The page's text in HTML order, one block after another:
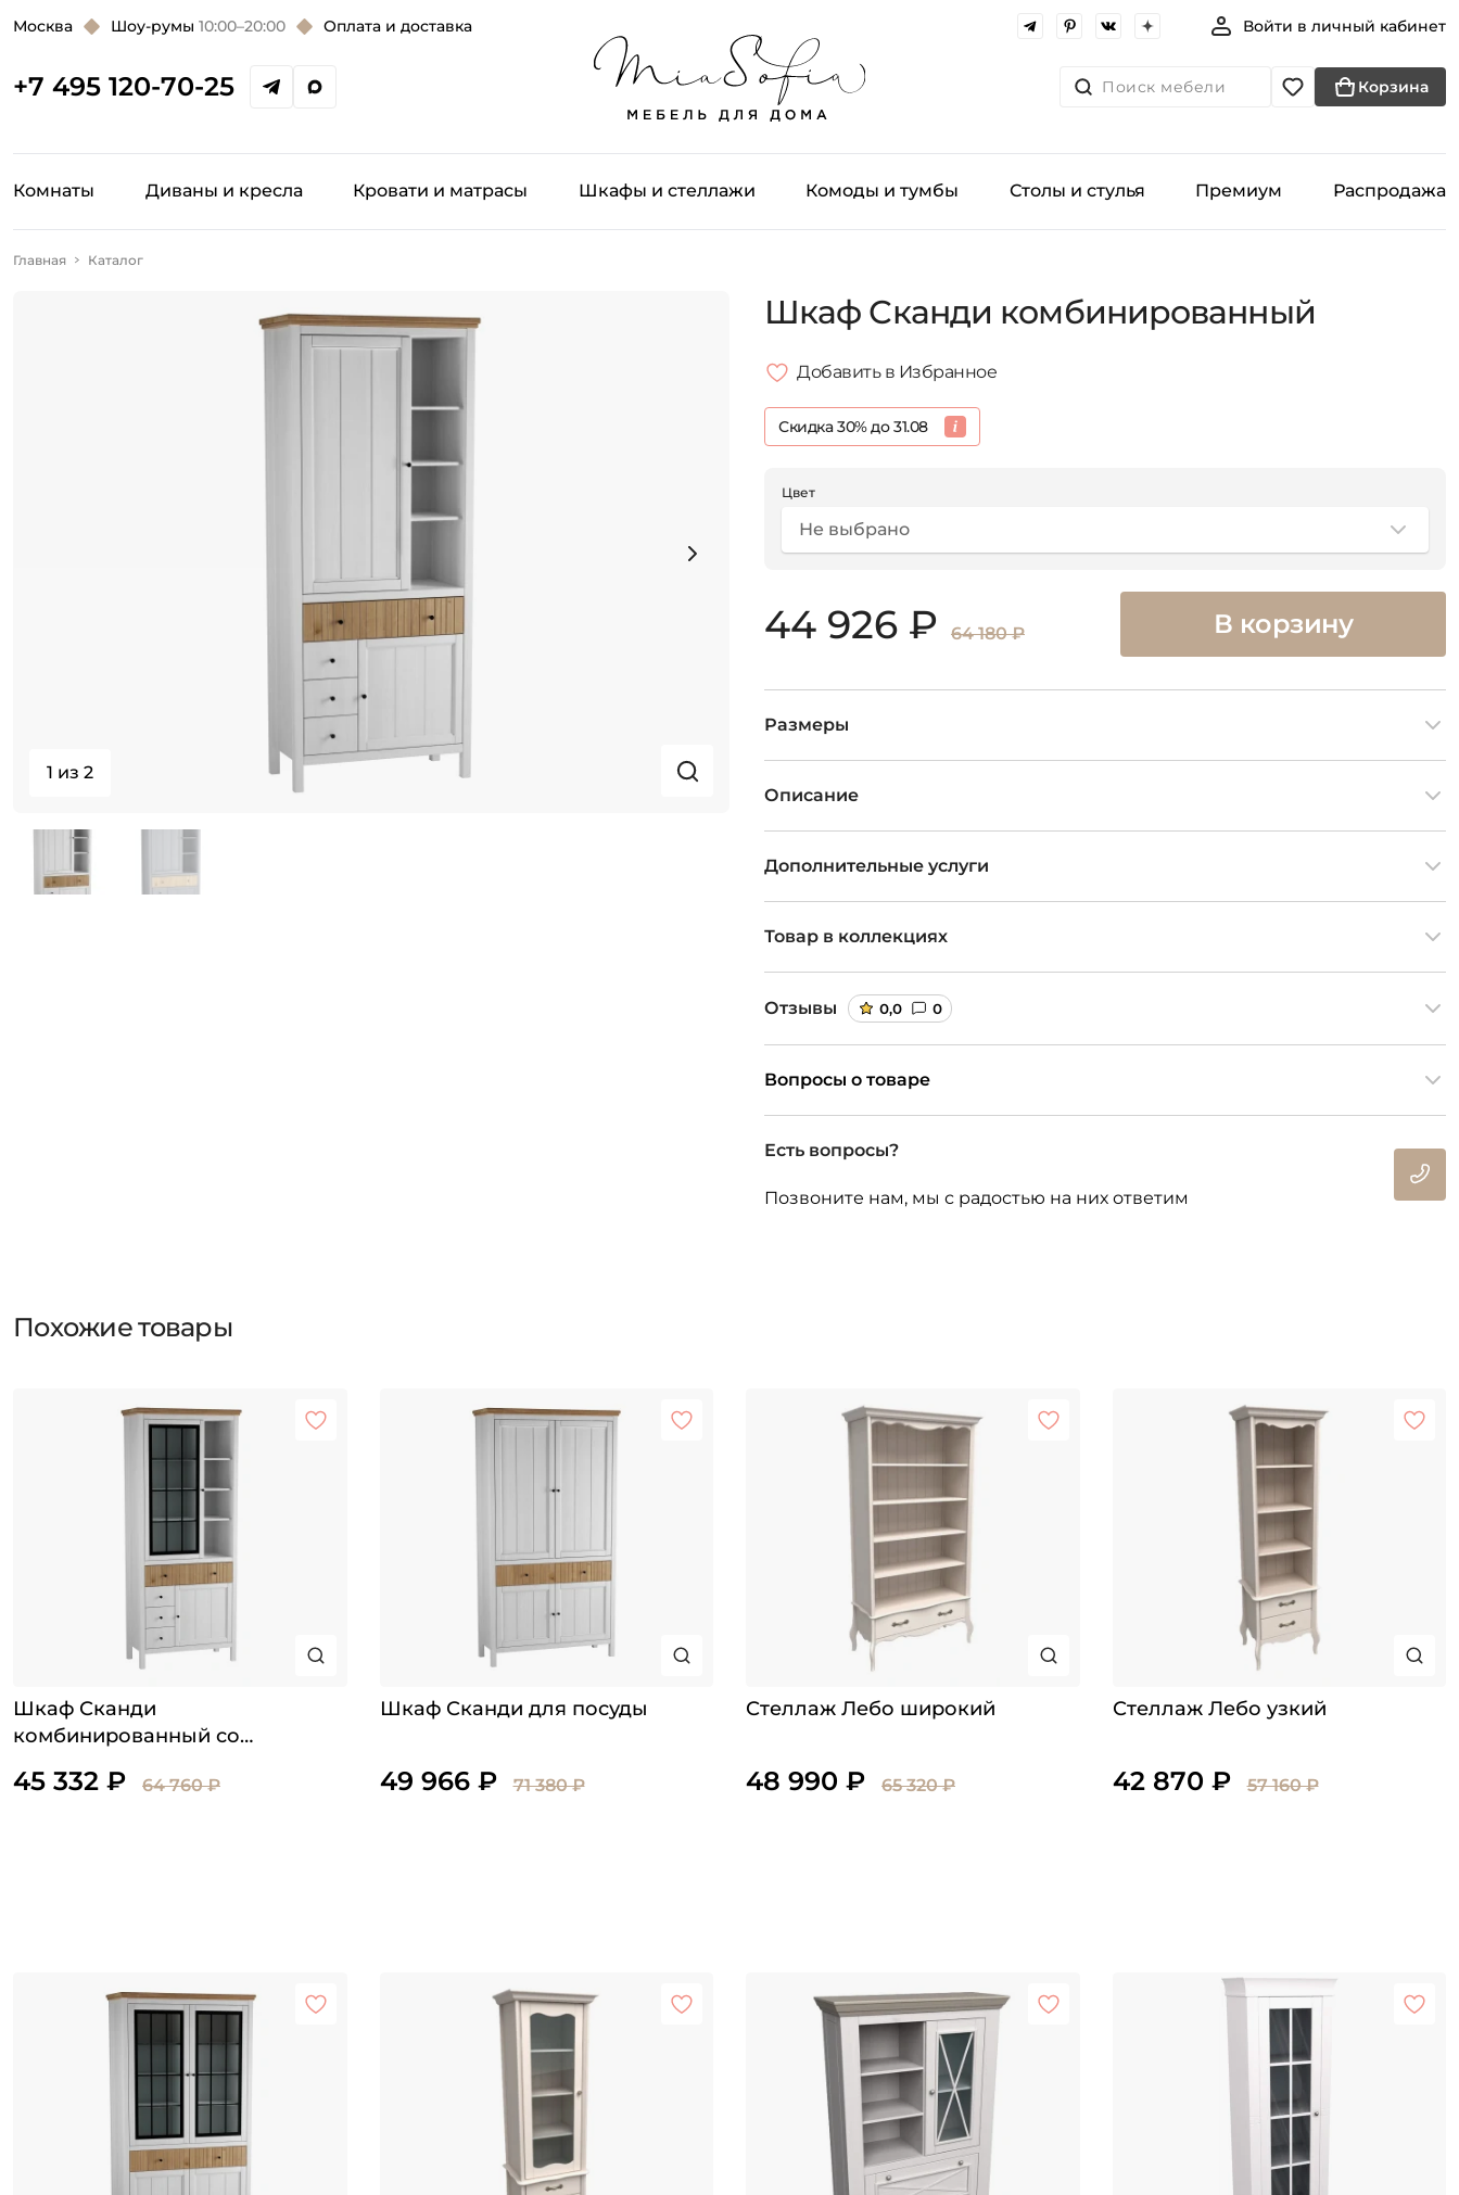
Москва Шоу-румы 10:00–20:00 Оплата и доставка Войти в личный кабинет
+7 495 120-70-25 Поиск мебели Корзина
Комнаты Диваны и кресла Кровати и матрасы Шкафы и стеллажи Комоды и тумбы Столы и стулья Премиум Распродажа
Главная Каталог
1 из 2
Шкаф Сканди комбинированный
Добавить в Избранное
Скидка 30% до 31.08
Цвет
Не выбрано
44 926 ₽ 64 180 ₽ В корзину
Размеры
Описание
Дополнительные услуги
Товар в коллекциях
Отзывы 0,0 0
Вопросы о товаре
Есть вопросы?
Позвоните нам, мы с радостью на них ответим
Похожие товары
Шкаф Сканди
комбинированный со
45 332 ₽ 64 760 ₽
Шкаф Сканди для посуды
49 966 ₽ 71 380 ₽
Стеллаж Лебо широкий
48 990 ₽ 65 320 ₽
Стеллаж Лебо узкий
42 870 ₽ 57 160 ₽